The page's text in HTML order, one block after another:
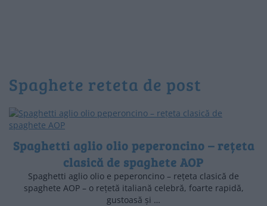
spaghete reteta de post
Spaghetti aglio olio peperoncino – rețeta
clasică de spaghete AOP
Spaghetti aglio olio e peperoncino – rețeta clasică de
spaghete AOP – o rețetă italiană celebră, foarte rapidă,
gustoasă și …